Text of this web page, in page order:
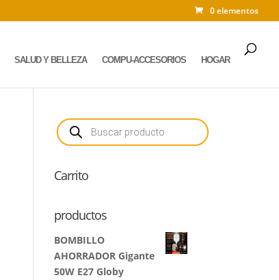
0 elementos
SALUD Y BELLEZA COMPU-ACCESORIOS HOGAR
Búsqueda
de
productos
Carrito
productos
BOMBILLO
AHORRADOR Gigante
50W E27 Globy